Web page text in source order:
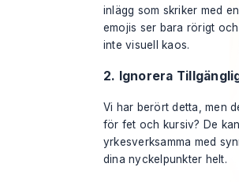
inlägg som skriker med
emojis ser bara rörigt
inte visuell kaos.
2. Ignorera
Vi har berört detta, men
för fet och kursiv? De
yrkesverksamma med
dina nyckelpunkter helt.